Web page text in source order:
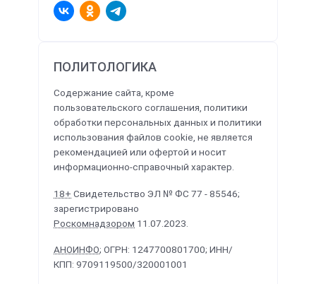
ПОЛИТОЛОГИКА
Содержание сайта, кроме
пользовательского соглашения, политики
обработки персональных данных и политики
использования файлов cookie, не является
рекомендацией или офертой и носит
информационно-справочный характер.
18+ Свидетельство ЭЛ № ФС 77 - 85546;
зарегистрировано
Роскомнадзором 11.07.2023.
АНОИНФО; ОГРН: 1247700801700; ИНН/
КПП: 9709119500/320001001